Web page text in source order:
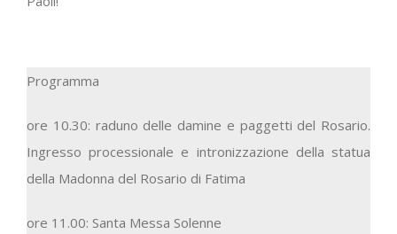
Programma
ore 10.30: raduno delle damine e paggetti del Rosario.
Ingresso processionale e intronizzazione della statua
della Madonna del Rosario di Fatima
ore 11.00: Santa Messa Solenne